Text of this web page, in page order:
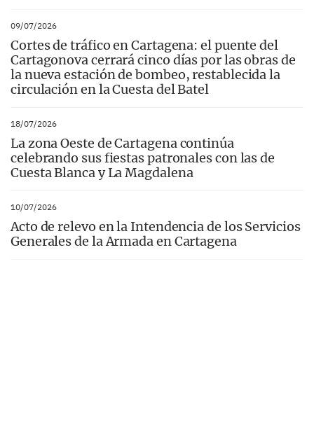
09/07/2026
Cortes de tráfico en Cartagena: el puente del
Cartagonova cerrará cinco días por las obras de
la nueva estación de bombeo, restablecida la
circulación en la Cuesta del Batel
18/07/2026
La zona Oeste de Cartagena continúa
celebrando sus fiestas patronales con las de
Cuesta Blanca y La Magdalena
10/07/2026
Acto de relevo en la Intendencia de los Servicios
Generales de la Armada en Cartagena